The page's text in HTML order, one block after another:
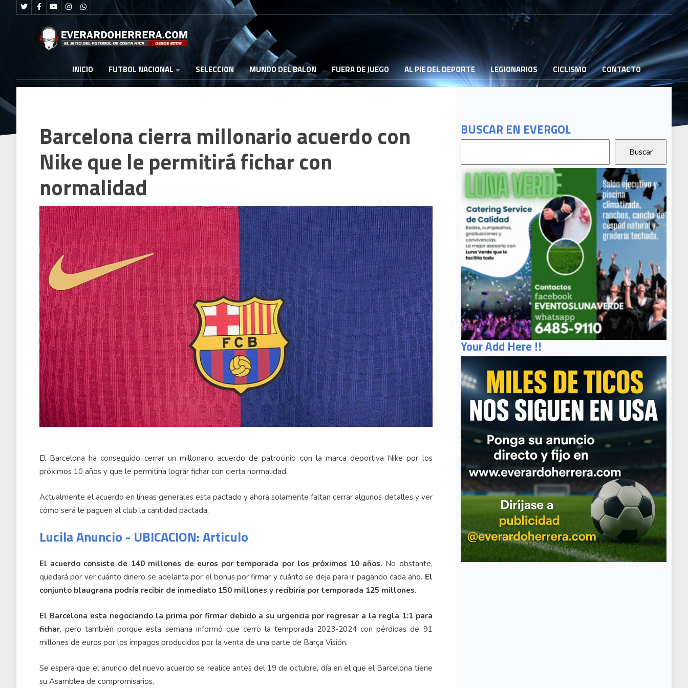
INICIO FUTBOL NACIONAL SELECCION MUNDO DEL BALON FUERA DE JUEGO AL PIE DEL DEPORTE LEGIONARIOS CICLISMO CONTACTO
BUSCAR EN EVERGOL
Your Add Here !!
Barcelona cierra millonario acuerdo con
Nike que le permitirá fichar con
normalidad
El Barcelona ha conseguido cerrar un millonario acuerdo de patrocinio con la marca deportiva Nike por los
próximos 10 años y que le permitiría lograr fichar con cierta normalidad.
Actualmente el acuerdo en líneas generales esta pactado y ahora solamente faltan cerrar algunos detalles y ver
cómo será le paguen al club la cantidad pactada.
Lucila Anuncio - UBICACION: Articulo
El acuerdo consiste de 140 millones de euros por temporada por los próximos 10 años. No obstante,
quedará por ver cuánto dinero se adelanta por el bonus por firmar y cuánto se deja para ir pagando cada año. El
conjunto blaugrana podría recibir de inmediato 150 millones y recibiría por temporada 125 millones.
El Barcelona esta negociando la prima por firmar debido a su urgencia por regresar a la regla 1:1 para
fichar, pero también porque esta semana informó que cerro la temporada 2023-2024 con pérdidas de 91
millones de euros por los impagos producidos por la venta de una parte de Barça Visión.
Se espera que el anuncio del nuevo acuerdo se realice antes del 19 de octubre, día en el que el Barcelona tiene
su Asamblea de compromisarios.